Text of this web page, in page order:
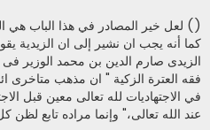
() لعل خير المصادر في هذا الباب هي
كما أنه يجب ان نشير إلى ان الزيدية
الزيدى صارم الدين بن محمد الوزير
فقه العترة الزكية " ان مذهب متاخرى
في الاجتهاديات لله تعالى معين قبل
عند الله تعالى،" وإنما مراده تابع